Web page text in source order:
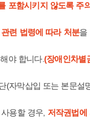
포함시키지 않도록 주
련 법령에 따라 처분을
야 합니다.(장애인차별
(자막삽입 또는 본문설
용할 경우, 저작권법에